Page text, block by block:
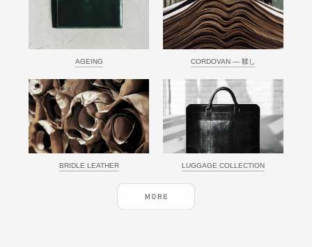
AGEING CORDOVAN ― 鞣し
BRIDLE LEATHER LUGGAGE COLLECTION